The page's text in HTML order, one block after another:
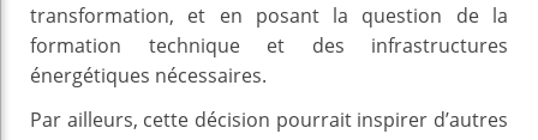
transformation, et en posant la question de la
formation technique et des infrastructures
énergétiques nécessaires.
Par ailleurs, cette décision pourrait inspirer d’autres